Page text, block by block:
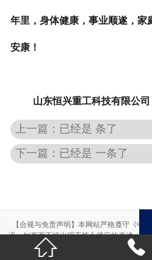
年里，身体健康，事业顺遂，家
安康！
山东恒兴重工科技有限公司
上一篇：已经是 条了
下一篇：已经是 一条了
 
【合规与免责声明】本网站严格遵守《中
语。如页面不慎出现不符合规定的表述，敬
仅供参考，不构成